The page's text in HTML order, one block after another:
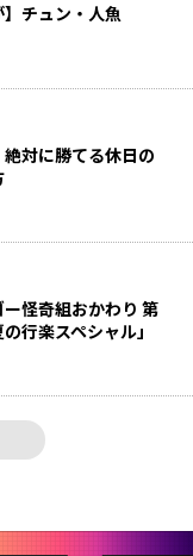
】チュン・人魚
絶対に勝てる休日の
ー怪奇組おかわり 第
行楽スペシャル」